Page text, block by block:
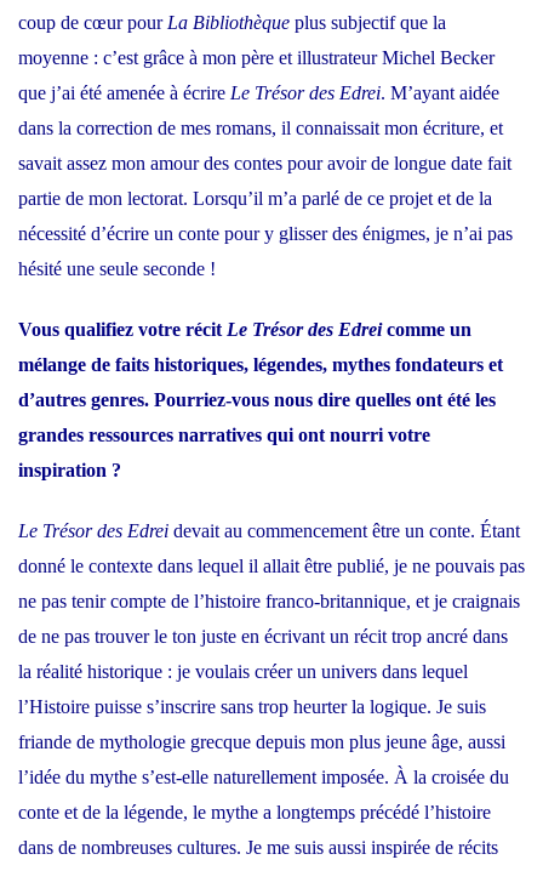
coup de cœur pourLa Bibliothèque plus subjectif que la
moyenne : c’est grâce à mon père et illustrateur Michel Becker
que j’ai été amenée à écrire Le Trésor des Edrei. M’ayant aidée
dans la correction de mes romans, il connaissait mon écriture, et
savait assez mon amour des contes pour avoir de longue date fait
partie de mon lectorat. Lorsqu’il m’a parlé de ce projet et de la
nécessité d’écrire un conte pour y glisser des énigmes, je n’ai pas
hésité une seule seconde !
Vous qualifiez votre récitLe Trésor des Edreicomme un
mélange de faits historiques, légendes, mythes fondateurs et
d’autres genres. Pourriez-vous nous dire quelles ont été les
grandes ressources narratives qui ont nourri votre
inspiration ?
Le Trésor des Edrei devait au commencement être un conte. Étant
donné le contexte dans lequel il allait être publié, je ne pouvais pas
ne pas tenir compte de l’histoire franco-britannique, et je craignais
de ne pas trouver le ton juste en écrivant un récit trop ancré dans
la réalité historique : je voulais créer un univers dans lequel
l’Histoire puisse s’inscrire sans trop heurter la logique. Je suis
friande de mythologie grecque depuis mon plus jeune âge, aussi
l’idée du mythe s’est-elle naturellement imposée. À la croisée du
conte et de la légende, le mythe a longtemps précédé l’histoire
dans de nombreuses cultures. Je me suis aussi inspirée de récits